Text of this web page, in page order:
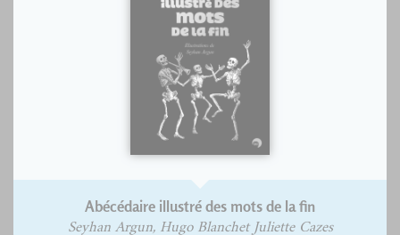
Abécédaire illustré des mots de la fin
Seyhan Argun, Hugo Blanchet Juliette Cazes